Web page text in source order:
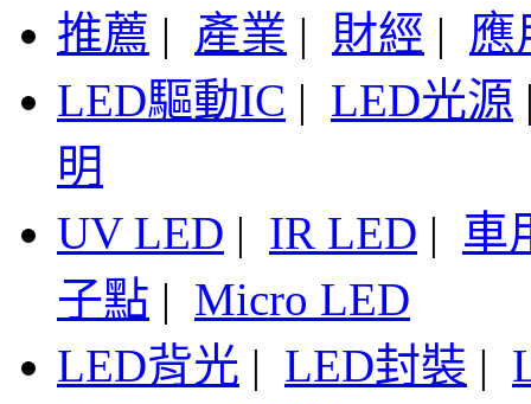
推薦 | 產業 | 財經 | 應
LED驅動IC | LED光源
明
UV LED | IR LED | 車
子點 | Micro LED
LED背光 | LED封裝 |